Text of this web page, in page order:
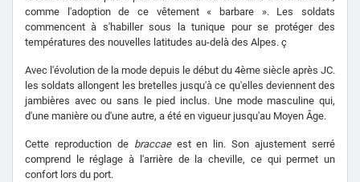
comme l'adoption de ce vêtement « barbare ». Les soldats
commencent à s'habiller sous la tunique pour se protéger des
températures des nouvelles latitudes au-delà des Alpes. ç
Avec l'évolution de la mode depuis le début du 4ème siècle après JC.
les soldats allongent les bretelles jusqu'à ce qu'elles deviennent des
jambières avec ou sans le pied inclus. Une mode masculine qui,
d'une manière ou d'une autre, a été en vigueur jusqu'au Moyen Âge.
Cette reproduction de braccaeest en lin. Son ajustement serré
comprend le réglage à l'arrière de la cheville, ce qui permet un
confort lors du port.